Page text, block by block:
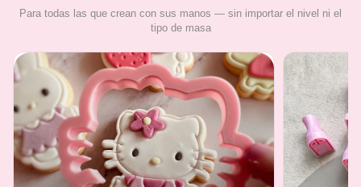
Para todas las que crean con sus manos — sin importar el nivel ni el
tipo de masa